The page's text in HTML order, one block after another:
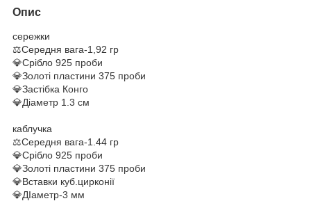
Опис
сережки
⚖️Середня вага-1,92 гр
💎Срібло 925 проби
💎Золоті пластини 375 проби
💎Застібка Конго
💎Діаметр 1.3 см
каблучка
⚖️Середня вага-1.44 гр
💎Срібло 925 проби
💎Золоті пластини 375 проби
💎Вставки куб.цирконії
💎ДІаметр-3 мм